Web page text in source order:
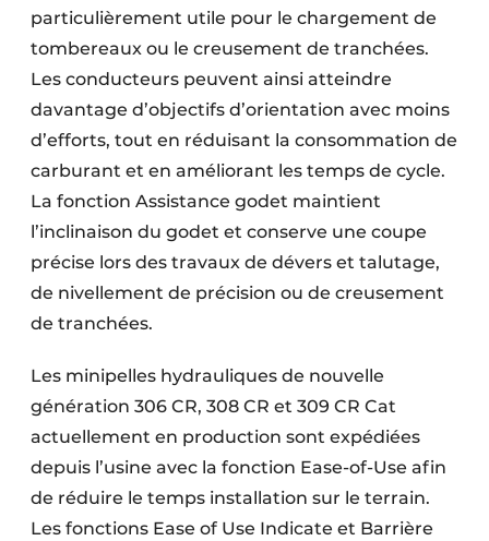
particulièrement utile pour le chargement de
tombereaux ou le creusement de tranchées.
Les conducteurs peuvent ainsi atteindre
davantage d’objectifs d’orientation avec moins
d’efforts, tout en réduisant la consommation de
carburant et en améliorant les temps de cycle.
La fonction Assistance godet maintient
l’inclinaison du godet et conserve une coupe
précise lors des travaux de dévers et talutage,
de nivellement de précision ou de creusement
de tranchées.
Les minipelles hydrauliques de nouvelle
génération 306 CR, 308 CR et 309 CR Cat
actuellement en production sont expédiées
depuis l’usine avec la fonction Ease-of-Use afin
de réduire le temps installation sur le terrain.
Les fonctions Ease of Use Indicate et Barrière